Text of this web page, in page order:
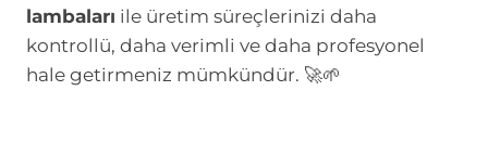
lambaları ile üretim süreçlerinizi daha
kontrollü, daha verimli ve daha profesyonel
hale getirmeniz mümkündür. 🚀🌱